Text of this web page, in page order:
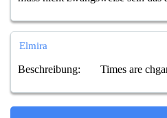
Elmira
Beschreibung: Times are